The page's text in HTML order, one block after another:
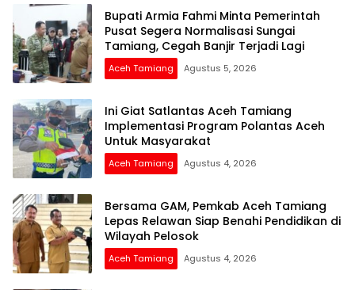
Bupati Armia Fahmi Minta Pemerintah
Pusat Segera Normalisasi Sungai
Tamiang, Cegah Banjir Terjadi Lagi
Aceh Tamiang Agustus 5, 2026
Ini Giat Satlantas Aceh Tamiang
Implementasi Program Polantas Aceh
Untuk Masyarakat
Aceh Tamiang Agustus 4, 2026
Bersama GAM, Pemkab Aceh Tamiang
Lepas Relawan Siap Benahi Pendidikan di
Wilayah Pelosok
Aceh Tamiang Agustus 4, 2026